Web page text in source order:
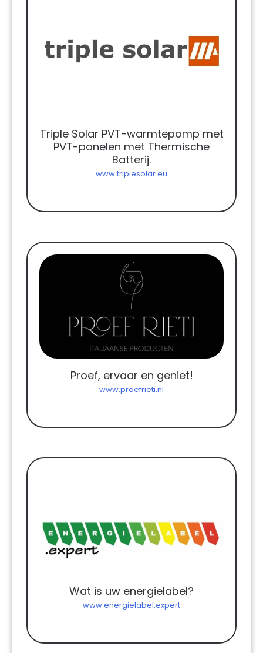
Triple Solar PVT-warmtepomp met
PVT-panelen met Thermische
Batterij.
www.triplesolar.eu
Proef, ervaar en geniet!
www.proefrieti.nl
Wat is uw energielabel?
www.energielabel.expert